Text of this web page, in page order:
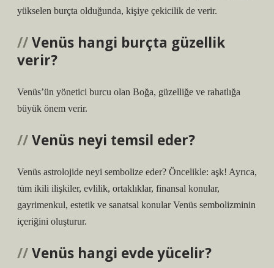
yükselen burçta olduğunda, kişiye çekicilik de verir.
Venüs hangi burçta güzellik
verir?
Venüs’ün yönetici burcu olan Boğa, güzelliğe ve rahatlığa
büyük önem verir.
Venüs neyi temsil eder?
Venüs astrolojide neyi sembolize eder? Öncelikle: aşk! Ayrıca,
tüm ikili ilişkiler, evlilik, ortaklıklar, finansal konular,
gayrimenkul, estetik ve sanatsal konular Venüs sembolizminin
içeriğini oluşturur.
Venüs hangi evde yücelir?